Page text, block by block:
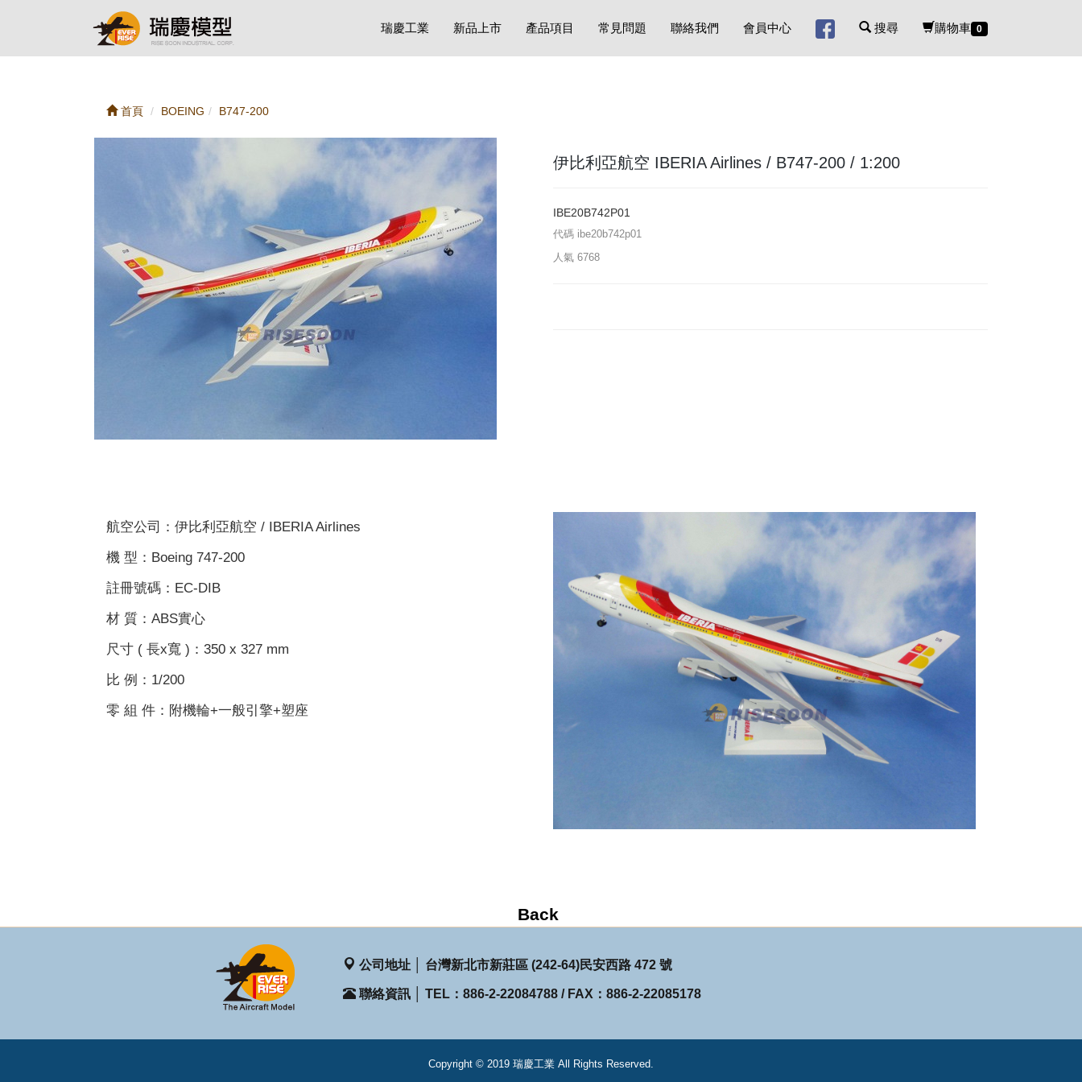
瑞慶工業 新品上市 產品項目 常見問題 聯絡我們 會員中心 搜尋 購物車 0
首頁 BOEING B747-200
伊比利亞航空 IBERIA Airlines / B747-200 / 1:200
IBE20B742P01
代碼 ibe20b742p01
人氣 6768
航空公司：伊比利亞航空 / IBERIA Airlines
機 型：Boeing 747-200
註冊號碼：EC-DIB
材 質：ABS實心
尺寸 ( 長x寬 )：350 x 327 mm
比 例：1/200
零 組 件：附機輪+一般引擎+塑座
公司地址 │ 台灣新北市新莊區 (242-64)民安西路 472 號
聯絡資訊 │ TEL：886-2-22084788 / FAX：886-2-22085178
Copyright © 2019 瑞慶工業 All Rights Reserved.